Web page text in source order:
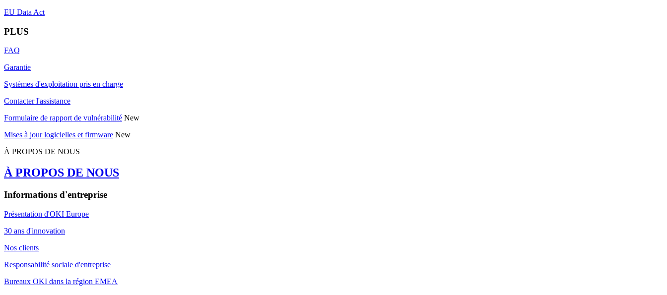
EU Data Act
PLUS
FAQ
Garantie
Systèmes d'exploitation pris en charge
Contacter l'assistance
Formulaire de rapport de vulnérabilité New
Mises à jour logicielles et firmware New
À PROPOS DE NOUS
À PROPOS DE NOUS
Informations d'entreprise
Présentation d'OKI Europe
30 ans d'innovation
Nos clients
Responsabilité sociale d'entreprise
Bureaux OKI dans la région EMEA